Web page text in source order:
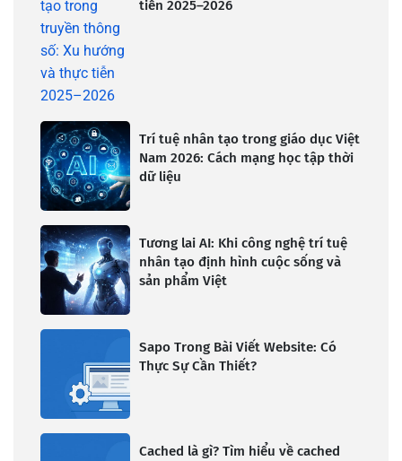
tiễn 2025–2026
Trí tuệ nhân tạo trong giáo dục Việt
Nam 2026: Cách mạng học tập thời
dữ liệu
Tương lai AI: Khi công nghệ trí tuệ
nhân tạo định hình cuộc sống và
sản phẩm Việt
Sapo Trong Bài Viết Website: Có
Thực Sự Cần Thiết?
Cached là gì? Tìm hiểu về cached